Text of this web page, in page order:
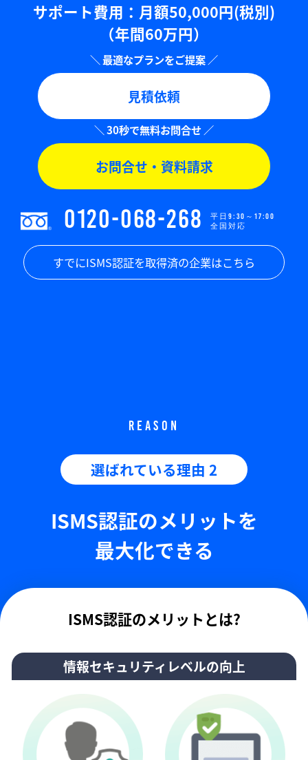
サポート費用：⽉額50,000円(税別)
（年間60万円）
見積依頼
お問合せ・資料請求
0120-068-268
平日9:30～17:00
全国対応
すでにISMS認証を取得済の企業はこちら
REASON
選ばれている理由 2
ISMS認証のメリットを
最大化できる
ISMS認証のメリットとは?
情報セキュリティレベルの向上